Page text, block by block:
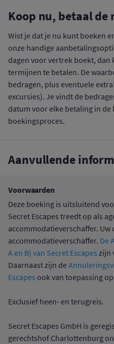
Koop nu, betaal de
Wist je dat je nu kunt boeken
onze handige
dagen voor vertrek boekt, dan
termijnen te betalen. De
bedragen, plus eventuele
excursies). Je vindt de
datum voor elke betaling in de
boekingsproces.
Aanvullende
Voorwaarden
Deze boeking is uitsluitend
Secret Escapes treedt op als
accommodatieverschaffer.
accommodatieverschaffer. De
A en B) van Secret Escapes zijn
Daarnaast zijn de
Escapes ook van toepassing
Exclusief heen- en terugreis.
Secret Escapes GmbH is
gerechtshof Charlottenburg